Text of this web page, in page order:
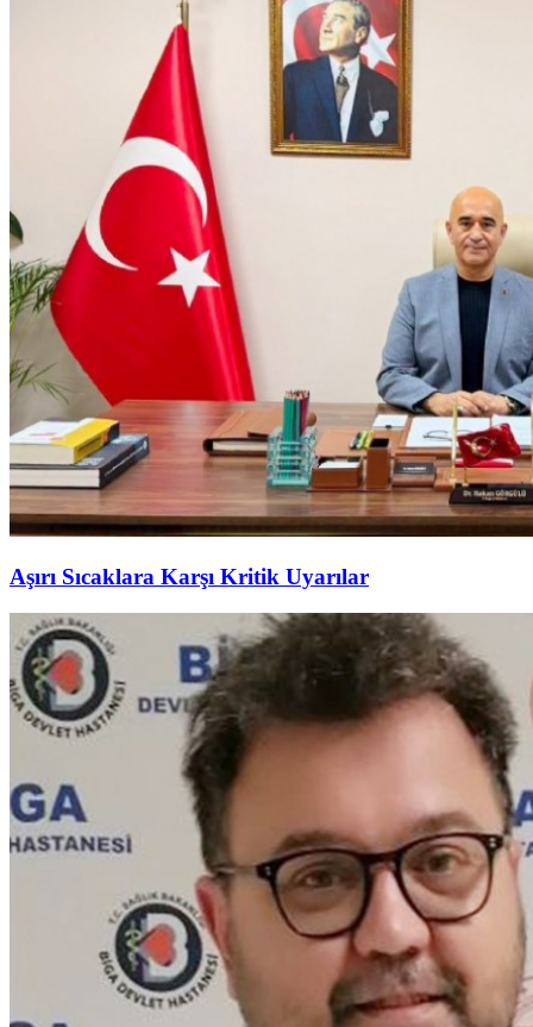
Aşırı Sıcaklara Karşı Kritik Uyarılar